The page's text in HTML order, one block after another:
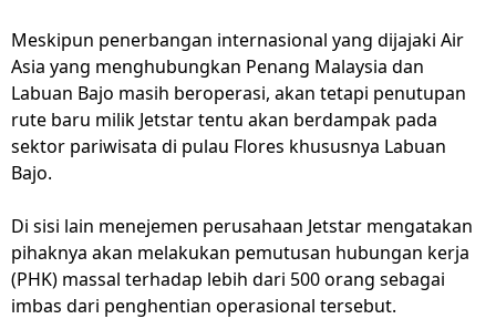
Meskipun penerbangan internasional yang dijajaki Air
Asia yang menghubungkan Penang Malaysia dan
Labuan Bajo masih beroperasi, akan tetapi penutupan
rute baru milik Jetstar tentu akan berdampak pada
sektor pariwisata di pulau Flores khususnya Labuan
Bajo.
Di sisi lain menejemen perusahaan Jetstar mengatakan
pihaknya akan melakukan pemutusan hubungan kerja
(PHK) massal terhadap lebih dari 500 orang sebagai
imbas dari penghentian operasional tersebut.